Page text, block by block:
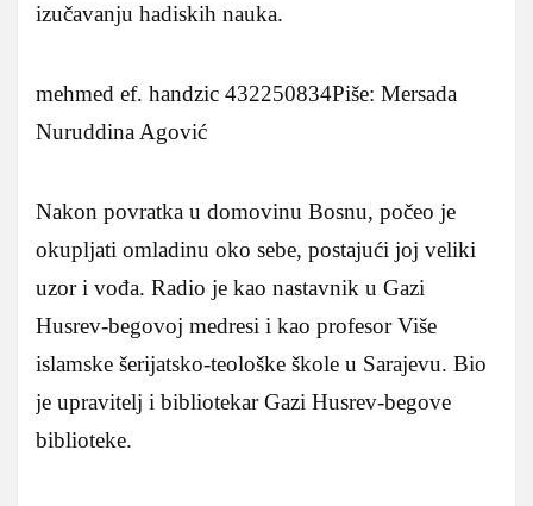
izučavanju hadiskih nauka.
mehmed ef. handzic 432250834Piše: Mersada
Nuruddina Agović
Nakon povratka u domovinu Bosnu, počeo je
okupljati omladinu oko sebe, postajući joj veliki
uzor i vođa. Radio je kao nastavnik u Gazi
Husrev-begovoj medresi i kao profesor Više
islamske šerijatsko-teološke škole u Sarajevu. Bio
je upravitelj i bibliotekar Gazi Husrev-begove
biblioteke.